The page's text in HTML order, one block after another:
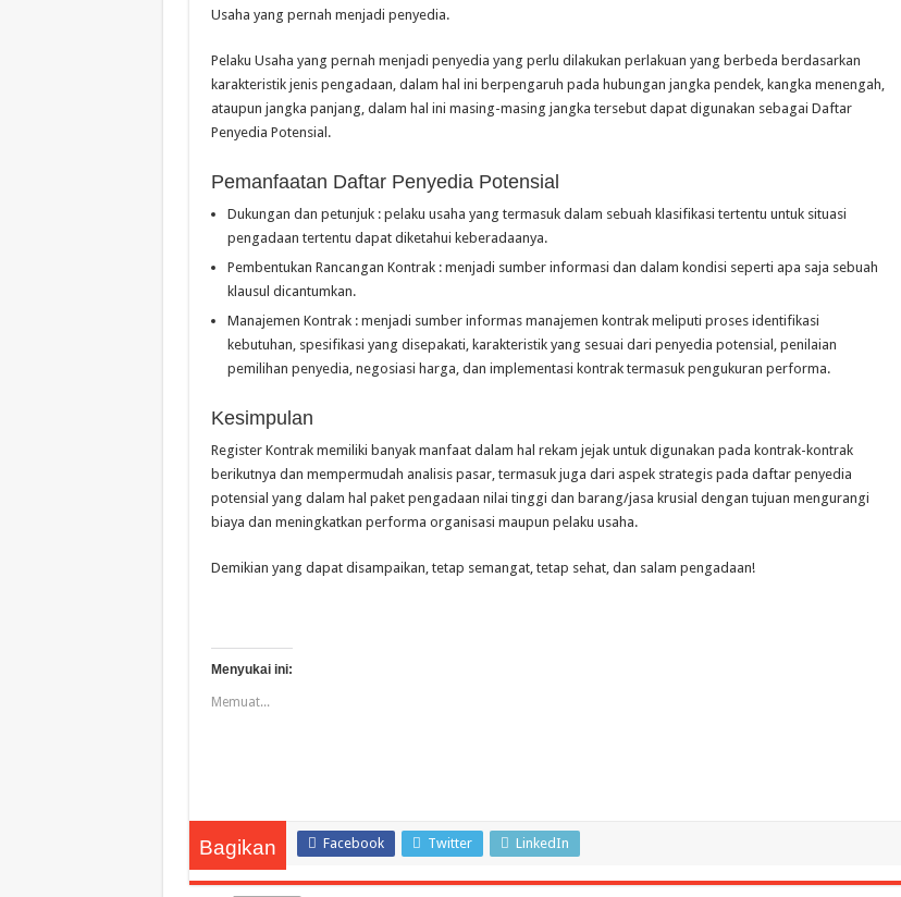
Usaha yang pernah menjadi penyedia.
Pelaku Usaha yang pernah menjadi penyedia yang perlu dilakukan perlakuan yang berbeda berdasarkan
karakteristik jenis pengadaan, dalam hal ini berpengaruh pada hubungan jangka pendek, kangka menengah,
ataupun jangka panjang, dalam hal ini masing-masing jangka tersebut dapat digunakan sebagai Daftar
Penyedia Potensial.
Pemanfaatan Daftar Penyedia Potensial
Dukungan dan petunjuk : pelaku usaha yang termasuk dalam sebuah klasifikasi tertentu untuk situasi
pengadaan tertentu dapat diketahui keberadaanya.
Pembentukan Rancangan Kontrak : menjadi sumber informasi dan dalam kondisi seperti apa saja sebuah
klausul dicantumkan.
Manajemen Kontrak : menjadi sumber informas manajemen kontrak meliputi proses identifikasi
kebutuhan, spesifikasi yang disepakati, karakteristik yang sesuai dari penyedia potensial, penilaian
pemilihan penyedia, negosiasi harga, dan implementasi kontrak termasuk pengukuran performa.
Kesimpulan
Register Kontrak memiliki banyak manfaat dalam hal rekam jejak untuk digunakan pada kontrak-kontrak
berikutnya dan mempermudah analisis pasar, termasuk juga dari aspek strategis pada daftar penyedia
potensial yang dalam hal paket pengadaan nilai tinggi dan barang/jasa krusial dengan tujuan mengurangi
biaya dan meningkatkan performa organisasi maupun pelaku usaha.
Demikian yang dapat disampaikan, tetap semangat, tetap sehat, dan salam pengadaan!
Menyukai ini:
Memuat...
Bagikan Facebook Twitter LinkedIn